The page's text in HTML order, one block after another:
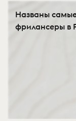
Названы
фрилансеры в